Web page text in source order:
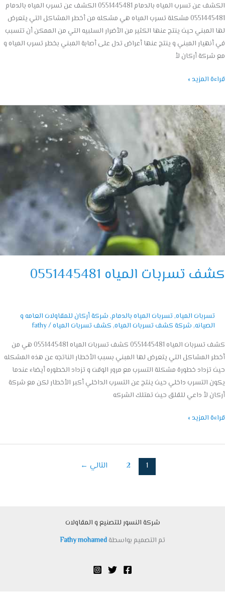
الكشف عن تسرب المياه بالدمام 0551445481 الكشف عن تسرب المياه بالدمام
0551445481 مشكلة تسرب المياه هي مشكله من أخطر المشاكل التي يتعرض
حيث ينتج عنها الكثير من الأضرار السلبيه التي من الممكن أن تتسبب
المبني و ينتج عنها أعراض تدل على أصابة المبني بخطر تسرب المياه و
أركان لأ
المزيد »
تسربات المياه 0551445481
تسربات المياه,تسربات المياه بالدمام,شركة أركان للمقاولات العامه و
الصيانه,شركة كشف تسربات المياه,كشف تسربات المياه/
fathy
كشف تسربات المياه 0551445481 كشف تسربات المياه 0551445481 هي من
المشاكل التي يتعرض لها المبني بسبب الأخطار الناتجه عن هذه المشكله
خطورة مشكلة التسرب مع مرور الوقت و تزداد الخطوره أيضاء عندما
التسرب داخلي حيث ينتج عن التسرب الداخلي أكبر الأخطار لكن مع شركة
لأ داعي للقلق حيث تمتلك الشركه
المزيد »
التالي←
شركة النسور للتصنيع و المقاولات
تم التصميم بواسطةFathy mohamed